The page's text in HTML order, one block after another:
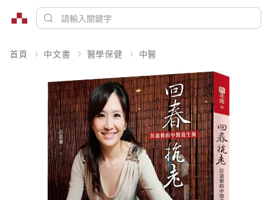
首頁 中文書 醫學保健 中醫